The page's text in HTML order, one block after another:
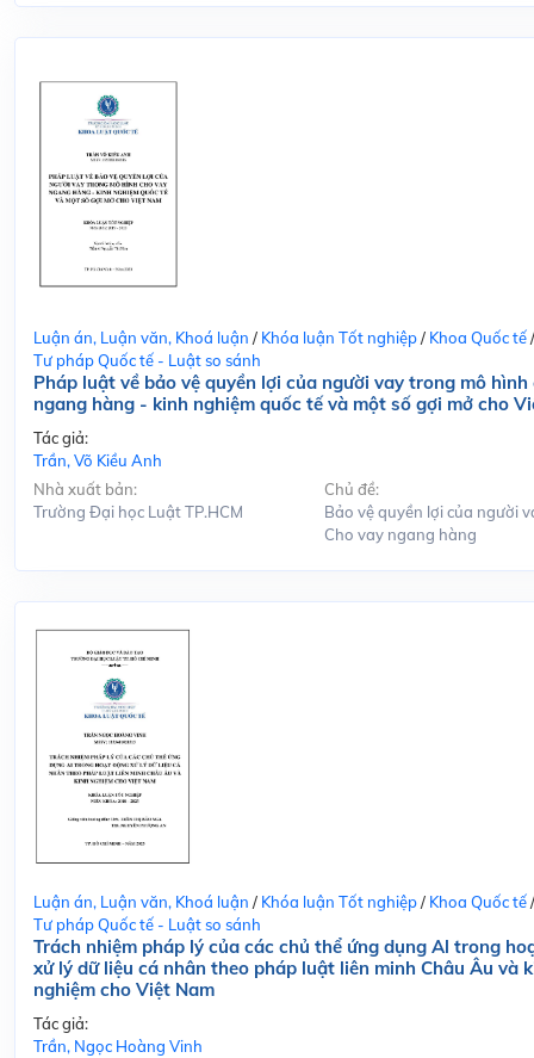
Luận án, Luận văn, Khoá luận / Khóa luận Tốt nghiệp/ Khoa Quốc tế/
Tư pháp Quốc tế - Luật so sánh
Pháp luật về bảo vệ quyền lợi của người vay trong mô hình
ngang hàng - kinh nghiệm quốc tế và một số gợi mở cho
Tác giả:
Trần, Võ Kiều Anh
Nhà xuất bản:
Trường Đại học Luật TP.HCM
Chủ đề:
Bảo vệ quyền lợi của người
Cho vay ngang hàng
Luận án, Luận văn, Khoá luận / Khóa luận Tốt nghiệp/ Khoa Quốc tế/
Tư pháp Quốc tế - Luật so sánh
Trách nhiệm pháp lý của các chủ thể ứng dụng Al trong
xử lý dữ liệu cá nhân theo pháp luật liên minh Châu Âu và
nghiệm cho Việt Nam
Tác giả:
Trần, Ngọc Hoàng Vinh